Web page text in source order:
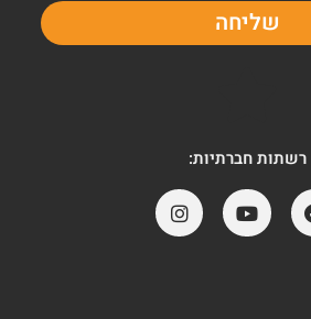
שליחה
רשתות חברתיות: